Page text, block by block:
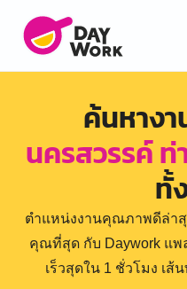
ค้นหาง
นครสวรรค์ ท่
ทั้
ตำแหน่งงานคุณภาพดีล่า
คุณที่สุด กับ Daywork แ
เร็วสุดใน 1 ชั่วโมง เ